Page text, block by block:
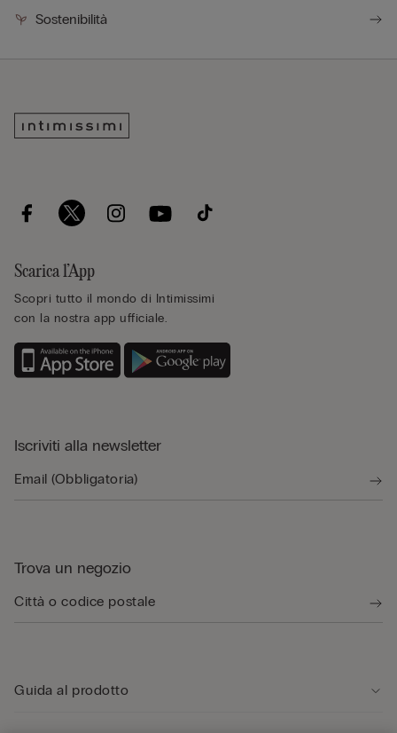
Sostenibilità
Scarica l’App
Scopri tutto il mondo di Intimissimi
con la nostra app ufficiale.
Iscriviti alla newsletter
Trova un negozio
Guida al prodotto